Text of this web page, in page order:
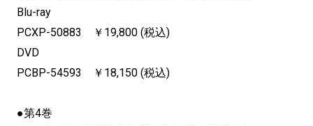
Blu-ray
PCXP-50883 ￥19,800 (税込)
DVD
PCBP-54593 ￥18,150 (税込)
●第4巻